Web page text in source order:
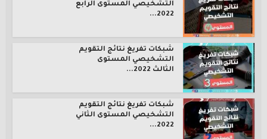
التشخيصي المستوى الرابع
2022...
شبكات تفريغ نتائج التقويم
التشخيصي المستوى
الثالث 2022...
شبكات تفريغ نتائج التقويم
التشخيصي المستوى الثاني
2022...